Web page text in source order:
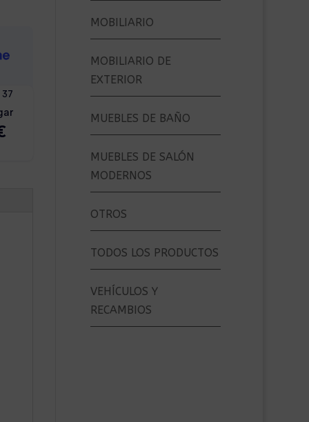
MOBILIARIO
MOBILIARIO DE
EXTERIOR
MUEBLES DE BAÑO
MUEBLES DE SALÓN
MODERNOS
OTROS
TODOS LOS PRODUCTOS
VEHÍCULOS Y
RECAMBIOS